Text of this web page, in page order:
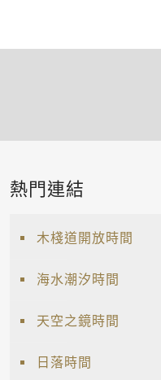
熱門連結
木棧道開放時間
海水潮汐時間
天空之鏡時間
日落時間